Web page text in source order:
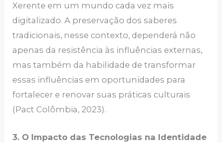
Xerente em um mundo cada vez mais
digitalizado. A preservação dos saberes
tradicionais, nesse contexto, dependerá não
apenas da resistência às influências externas,
mas também da habilidade de transformar
essas influências em oportunidades para
fortalecer e renovar suas práticas culturais
(Pact Colômbia, 2023).
3. O Impacto das Tecnologias na Identidade